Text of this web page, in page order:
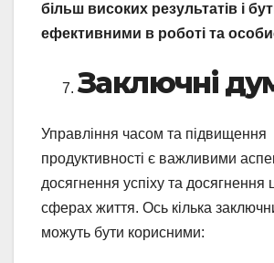
більш високих результатів і
ефективними в роботі та
Заключні
Управління часом та підвищення
продуктивності є важливими
досягнення успіху та досягнення
сферах життя. Ось кілька
можуть бути корисними: